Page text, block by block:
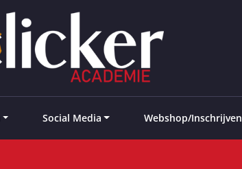
Social Media Webshop/Inschrijven